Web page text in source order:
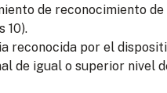
de reconocimiento
10).
reconocida por el
de igual o superior nivel